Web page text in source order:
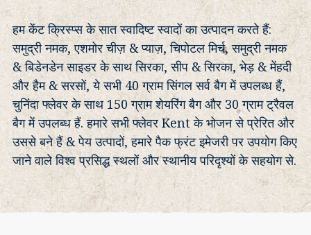
हम केंट क्रिस्प्स के सात स्वादिष्ट स्वादों का उत्पादन करते हैं:
समुद्री नमक, एशमोर चीज़ & प्याज़, चिपोटल मिर्च, समुद्री नमक
& बिडेनडेन साइडर के साथ सिरका, सीप & सिरका, भेड़ & मेंहदी
और हैम & सरसों, ये सभी 40 ग्राम सिंगल सर्व बैग में उपलब्ध हैं,
चुनिंदा फ्लेवर के साथ 150 ग्राम शेयरिंग बैग और 30 ग्राम ट्रैवल
बैग में उपलब्ध हैं. हमारे सभी फ्लेवर Kent के भोजन से प्रेरित और
उससे बने हैं & पेय उत्पादों, हमारे पैक फ्रंट इमेजरी पर उपयोग किए
जाने वाले विश्व प्रसिद्ध स्थलों और स्थानीय परिदृश्यों के सहयोग से.